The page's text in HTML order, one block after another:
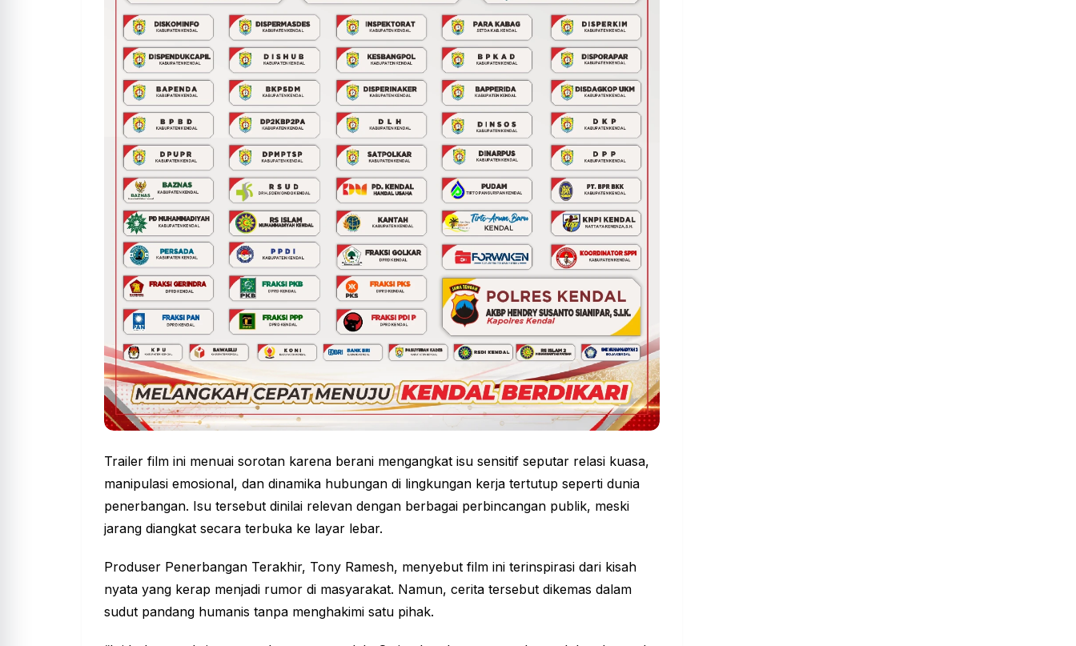
Trailer film ini menuai sorotan karena berani mengangkat isu sensitif seputar relasi kuasa,
manipulasi emosional, dan dinamika hubungan di lingkungan kerja tertutup seperti dunia
penerbangan. Isu tersebut dinilai relevan dengan berbagai perbincangan publik, meski
jarang diangkat secara terbuka ke layar lebar.
Produser Penerbangan Terakhir, Tony Ramesh, menyebut film ini terinspirasi dari kisah
nyata yang kerap menjadi rumor di masyarakat. Namun, cerita tersebut dikemas dalam
sudut pandang humanis tanpa menghakimi satu pihak.